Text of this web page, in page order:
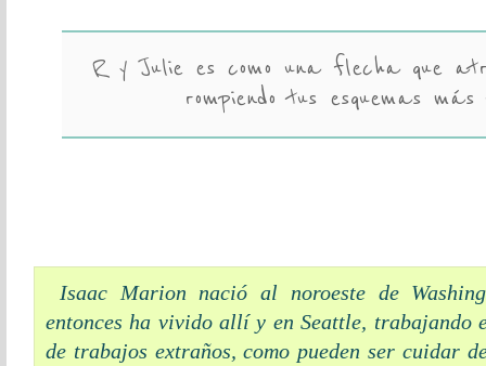
R y Julie es como una flecha que
rompiendo tus esquemas más
Isaac Marion nació al noroeste de
entonces ha vivido allí y en Seattle, trabajando
de trabajos extraños, como pueden ser cuidar